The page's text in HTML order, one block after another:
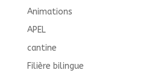
Animations
APEL
cantine
Filière bilingue